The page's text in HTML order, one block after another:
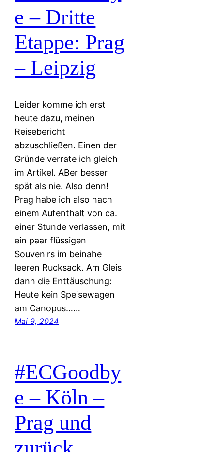
e – Dritte
Etappe: Prag
– Leipzig
Leider komme ich erst
heute dazu, meinen
Reisebericht
abzuschließen. Einen der
Gründe verrate ich gleich
im Artikel. ABer besser
spät als nie. Also denn!
Prag habe ich also nach
einem Aufenthalt von ca.
einer Stunde verlassen, mit
ein paar flüssigen
Souvenirs im beinahe
leeren Rucksack. Am Gleis
dann die Enttäuschung:
Heute kein Speisewagen
am Canopus……
Mai 9, 2024
#ECGoodby
e – Köln –
Prag und